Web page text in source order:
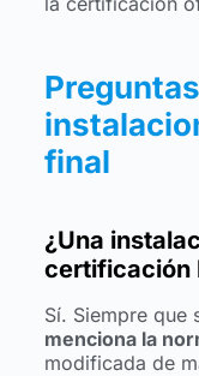
final
¿Una
certificación
Sí. Siempre que
menciona la
modificada de